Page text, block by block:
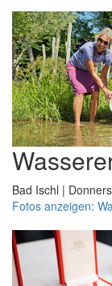
Bad Ischl |
Fotos anzeigen: